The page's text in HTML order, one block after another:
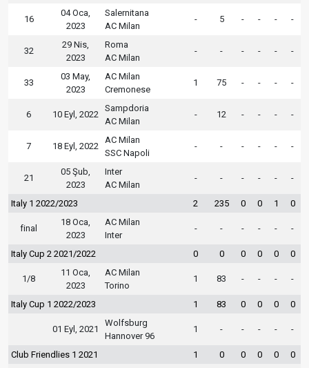
16
04 Oca,
2023
Salernitana
AC Milan
- 5 - - - -
32
29 Nis,
2023
Roma
AC Milan
- - - - - -
33
03 May,
2023
AC Milan
Cremonese
1 75 - - - -
6 10 Eyl, 2022
Sampdoria
AC Milan
- 12 - - - -
7 18 Eyl, 2022
AC Milan
SSC Napoli
- - - - - -
21
05 Şub,
2023
Inter
AC Milan
- - - - - -
Italy 1 2022/2023 2 235 0 0 1 0
final
18 Oca,
2023
AC Milan
Inter
- - - - - -
Italy Cup 2 2021/2022 0 0 0 0 0 0
1/8
11 Oca,
2023
AC Milan
Torino
1 83 - - - -
Italy Cup 1 2022/2023 1 83 0 0 0 0
01 Eyl, 2021
Wolfsburg
Hannover 96
1 - - - - -
Club Friendlies 1 2021 1 0 0 0 0
0